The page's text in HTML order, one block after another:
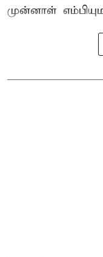
முன்னாள்